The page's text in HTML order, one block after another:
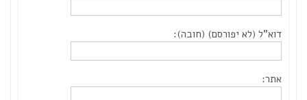
דוא"ל (לא יפורסם) (חובה):
אתר: